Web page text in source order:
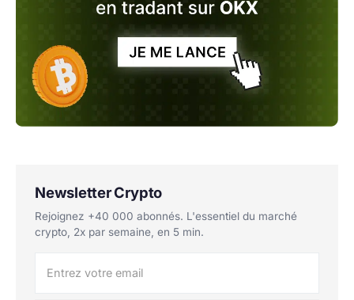
Newsletter Crypto
Rejoignez +40 000 abonnés. L'essentiel du marché
crypto, 2x par semaine, en 5 min.